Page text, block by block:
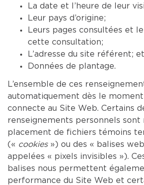
La date et l’heure de leur
Leur pays d’origine;
Leurs pages consultées et
cette consultation;
L’adresse du site référent; et
Données de plantage.
L’ensemble de ces
automatiquement dès le moment
connecte au Site Web. Certains
renseignements personnels sont
placement de fichiers témoins
(« cookies») ou des « balises
appelées « pixels invisibles »).
balises nous permettent
performance du Site Web et